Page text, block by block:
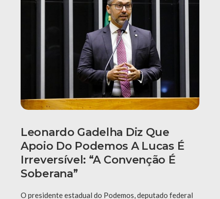
Leonardo Gadelha Diz Que
Apoio Do Podemos A Lucas É
Irreversível: “A Convenção É
Soberana”
O presidente estadual do Podemos, deputado federal